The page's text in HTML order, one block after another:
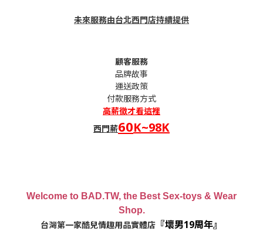
未來服務由台北西門店持續提供
顧客服務
品牌故事
運送政策
付款服務方式
高薪徵才看這裡
西門薪60K~98K
Welcome to BAD.TW, the Best Sex-toys & Wear
Shop.
台灣第一家酷兒情趣用品實體店 『壞男19周年』